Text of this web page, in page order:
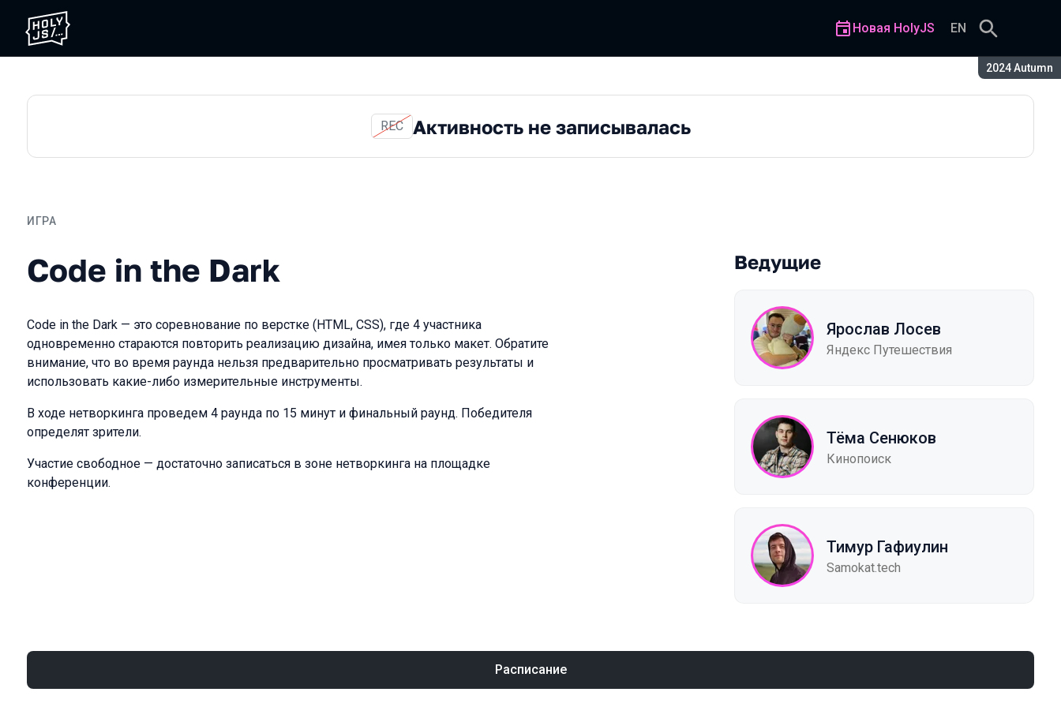
Сезон:
2024 Autumn
Новая HolyJS EN
REC Активность не записывалась
ИГРА
Code in the Dark
Code in the Dark — это соревнование по верстке (HTML, CSS), где 4 участника
одновременно стараются повторить реализацию дизайна, имея только макет. Обратите
внимание, что во время раунда нельзя предварительно просматривать результаты и
использовать какие-либо измерительные инструменты.
В ходе нетворкинга проведем 4 раунда по 15 минут и финальный раунд. Победителя
определят зрители.
Участие свободное — достаточно записаться в зоне нетворкинга на площадке
конференции.
Ведущие
Ярослав Лосев
Яндекс Путешествия
Тёма Сенюков
Кинопоиск
Тимур Гафиулин
Samokat.tech
Расписание